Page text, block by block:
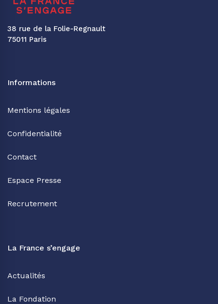
38 rue de la Folie-Regnault
75011 Paris
Informations
Mentions légales
Confidentialité
Contact
Espace Presse
Recrutement
La France s’engage
Actualités
La Fondation